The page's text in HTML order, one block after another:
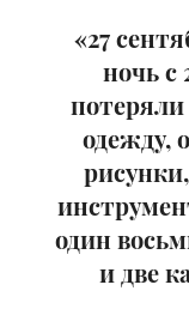
«27
ночь с
одежду,
один
и две